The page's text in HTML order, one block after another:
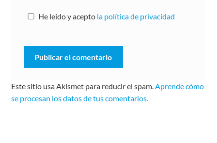
He leido y acepto la política de privacidad
Este sitio usa Akismet para reducir el spam.Aprende cómo
se procesan los datos de tus comentarios.